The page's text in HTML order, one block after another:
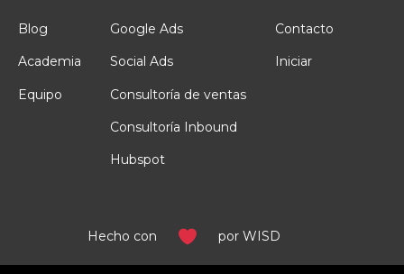
Blog
Academia
Equipo
Google Ads
Social Ads
Consultoría de ventas
Consultoría Inbound
Hubspot
Contacto
Iniciar
Hecho con por WISD